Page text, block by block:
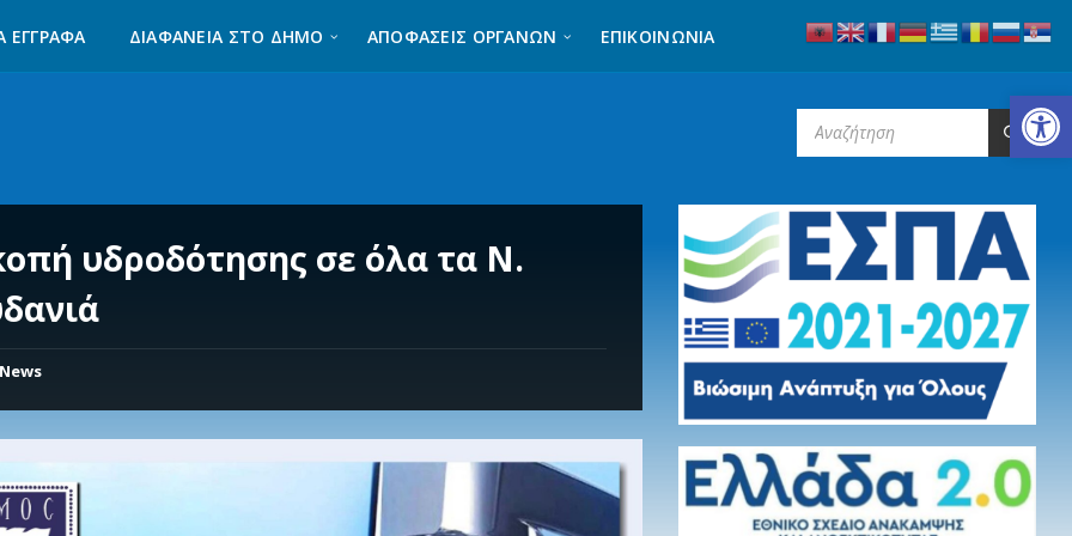
Ανοίξτε τη γραμμή εργαλείων
ΈΓΓΡΑΦΑ ΔΙΑΦΆΝΕΙΑ ΣΤΟ ΔΉΜΟ ΑΠΟΦΑΣΕΙΣ ΟΡΓΑΝΩΝ ΕΠΙΚΟΙΝΩΝΊΑ
υδροδότησης σε όλα τα Ν.
News